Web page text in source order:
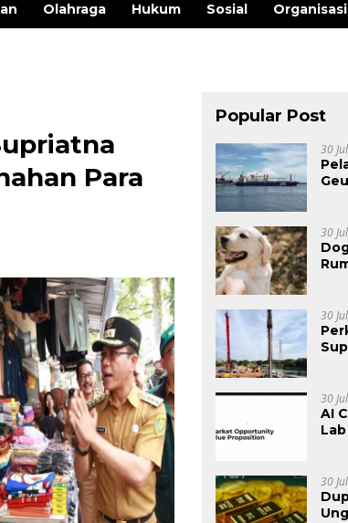
Olahraga Hukum Sosial Organisasi
Para
Popular Post
30
30
30
30
AI
30